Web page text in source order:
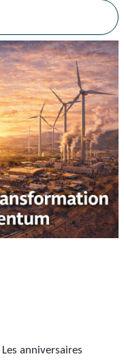
Les anniversaires